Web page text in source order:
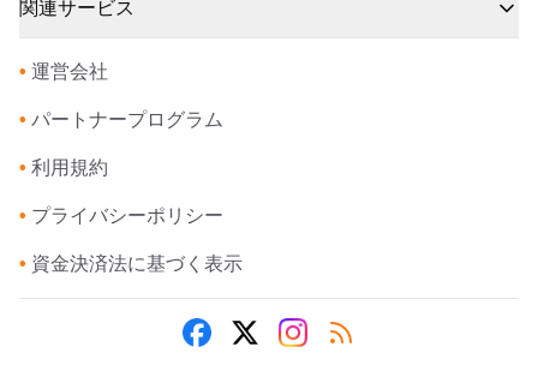
関連サービス
• 運営会社
• パートナープログラム
• 利用規約
• プライバシーポリシー
• 資金決済法に基づく表示